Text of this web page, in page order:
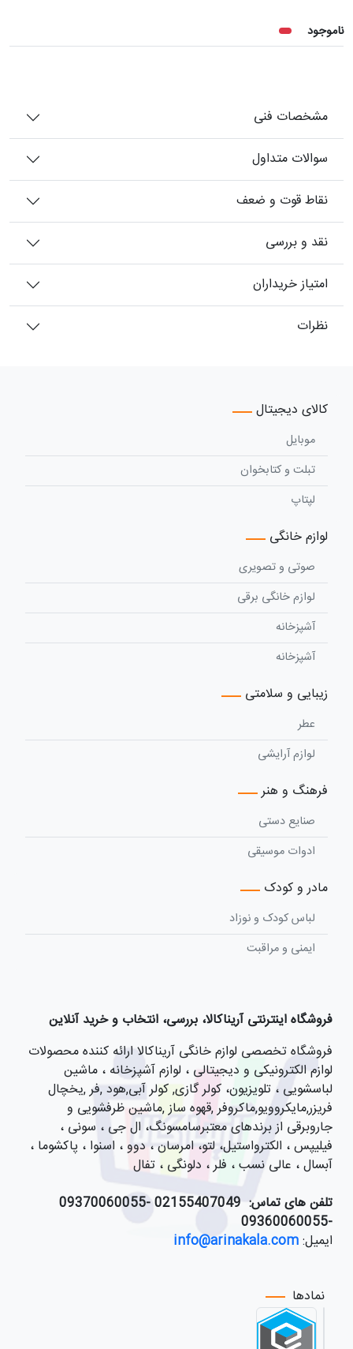
ناموجود
مشخصات فنی
سوالات متداول
نقاط قوت و ضعف
نقد و بررسی
امتیاز خریداران
نظرات
فروشگاه اینترنتی آریناکالا، بررسی، انتخاب و خرید آنلاین
فروشگاه تخصصی لوازم خانگی آریناکالا ارائه کننده محصولات
لوازم الکترونیکی و دیجیتالی ، لوازم آشپزخانه ، ماشین
لباسشویی ، تلویزیون، کولر گازی, کولر آبی,هود ,فر ,یخچال
فریزر,مایکروویو,ماکروفر ,قهوه ساز ,ماشین ظرفشویی و
جاروبرقی از برندهای معتبرسامسونگ، ال جی ، سونی ،
فیلیپس ، الکترواستیل، لتو، امرسان ، دوو ، اسنوا ، پاکشوما ،
آبسال ، عالی نسب ، فلر ، دلونگی ، تفال
تلفن های تماس:
021
55407049 -09370060055
-09360060055
ایمیل:info@arinakala.com
نمادها
کالای دیجیتال
موبایل
تبلت و کتابخوان
لپتاپ
لوازم خانگی
صوتی و تصویری
لوازم خانگی برقی
آشپزخانه
آشپزخانه
زیبایی و سلامتی
عطر
لوازم آرایشی
فرهنگ و هنر
صنایع دستی
ادوات موسیقی
مادر و کودک
لباس کودک و نوزاد
ایمنی و مراقبت